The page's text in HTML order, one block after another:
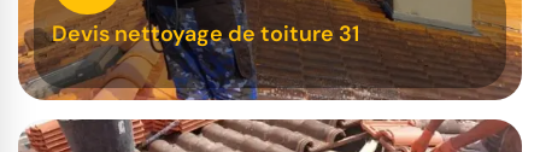
Devis nettoyage de toiture 31